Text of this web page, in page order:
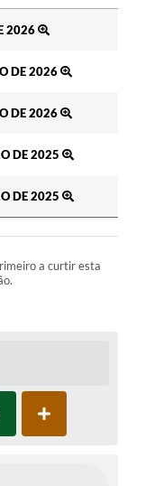
2026
DE 2026
DE 2026
DE 2025
DE 2025
a curtir esta